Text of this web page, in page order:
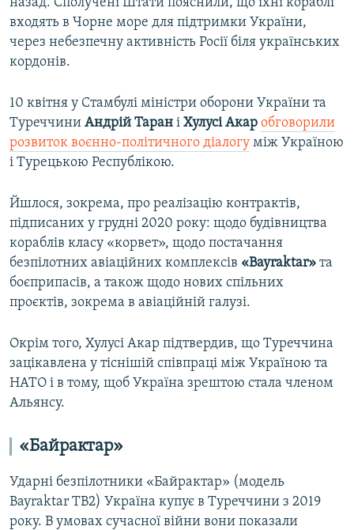
входять в Чорне море для підтримки України,
через небезпечну активність Росії біля українських
кордонів.
10 квітня у Стамбулі міністри оборони України та
Туреччини Андрій Таран і Хулусі Акар обговорили
розвиток воєнно-політичного діалогу між Україною
і Турецькою Республікою.
Йшлося, зокрема, про реалізацію контрактів,
підписаних у грудні 2020 року: щодо будівництва
кораблів класу «корвет», щодо постачання
безпілотних авіаційних комплексів «Bayraktar» та
боєприпасів, а також щодо нових спільних
проєктів, зокрема в авіаційній галузі.
Окрім того, Хулусі Акар підтвердив, що Туреччина
зацікавлена у тіснішій співпраці між Україною та
НАТО і в тому, щоб Україна зрештою стала членом
Альянсу.
«Байрактар»
Ударні безпілотники «Байрактар» (модель
Bayraktar TB2) Україна купує в Туреччини з 2019
року. В умовах сучасної війни вони показали